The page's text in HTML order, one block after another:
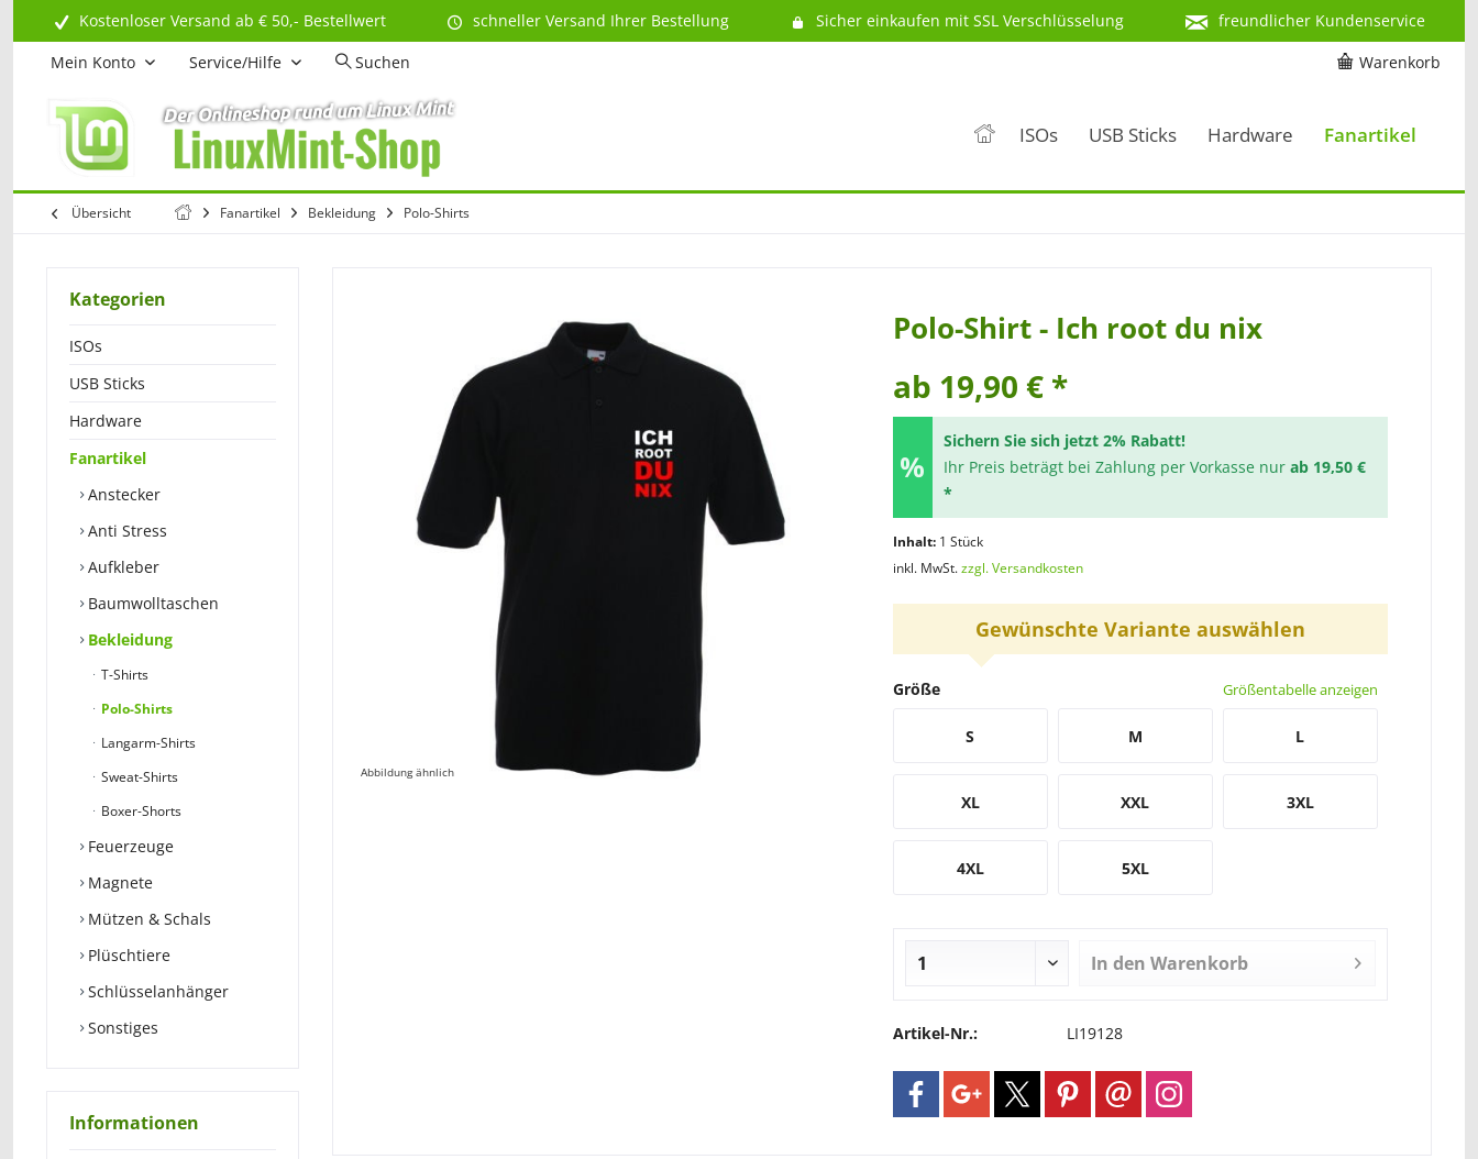
Kostenloser Versand ab € 50,- Bestellwert schneller Versand Ihrer Bestellung Sicher einkaufen mit SSL Verschlüsselung
freundlicher Kundenservice
Warenkorb
Mein Konto Service/Hilfe Suchen
ISOs USB Sticks Hardware Fanartikel
Übersicht Fanartikel Bekleidung Polo-Shirts
Kategorien
ISOs
USB Sticks
Hardware
Fanartikel
Anstecker
Anti Stress
Aufkleber
Baumwolltaschen
Bekleidung
T-Shirts
Polo-Shirts
Langarm-Shirts
Sweat-Shirts
Boxer-Shorts
Feuerzeuge
Magnete
Mützen & Schals
Plüschtiere
Schlüsselanhänger
Sonstiges
Informationen
Abbildung ähnlich
Polo-Shirt - Ich root du nix
ab 19,90 € *
Sichern Sie sich jetzt 2% Rabatt!
Ihr Preis beträgt bei Zahlung per Vorkasse nur ab 19,50 €
*
Inhalt: 1 Stück
inkl. MwSt.zzgl. Versandkosten
Gewünschte Variante auswählen
Größe Größentabelle anzeigen
S M L
XL XXL 3XL
4XL 5XL
In den Warenkorb
Artikel-Nr.: LI19128